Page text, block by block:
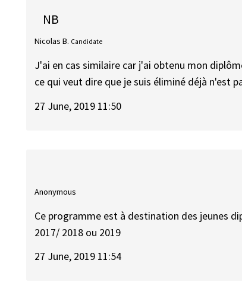
NB
Nicolas B. Candidate
J'ai en cas similaire car j'ai obtenu mon
ce qui veut dire que je suis éliminé déjà n'est
27 June, 2019 11:50
Anonymous
Ce programme est à destination des jeunes
2017/ 2018 ou 2019
27 June, 2019 11:54